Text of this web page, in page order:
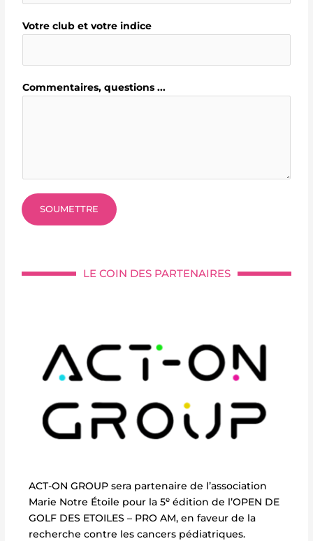
a
r
s
Votre club et votre indice
Commentaires, questions ...
SOUMETTRE
LE COIN DES PARTENAIRES
ACT-ON GROUP sera partenaire de l’association
Marie Notre Étoile pour la 5e édition de l’OPEN DE
GOLF DES ETOILES – PRO AM, en faveur de la
recherche contre les cancers pédiatriques.